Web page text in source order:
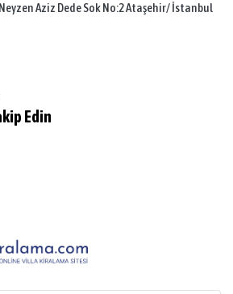
Aziz Dede Sok No:2 Ataşehir/ İstanbul
Edin